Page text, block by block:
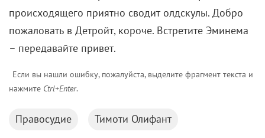
пожаловать в Детройт, короче. Встретите Эминема
– передавайте привет.
нажмите Ctrl+Enter.